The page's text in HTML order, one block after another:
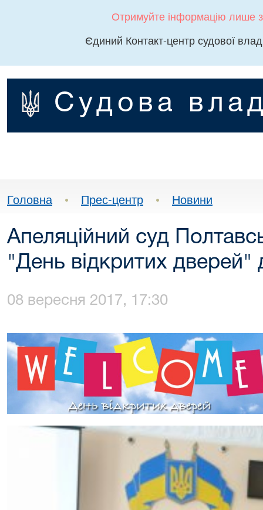
Отримуйте інформацію лише
Єдиний Контакт-центр судової
Судова
Головна • Прес-центр • Новини
Апеляційний суд
"День відкритих дверей"
08 вересня 2017, 17:30